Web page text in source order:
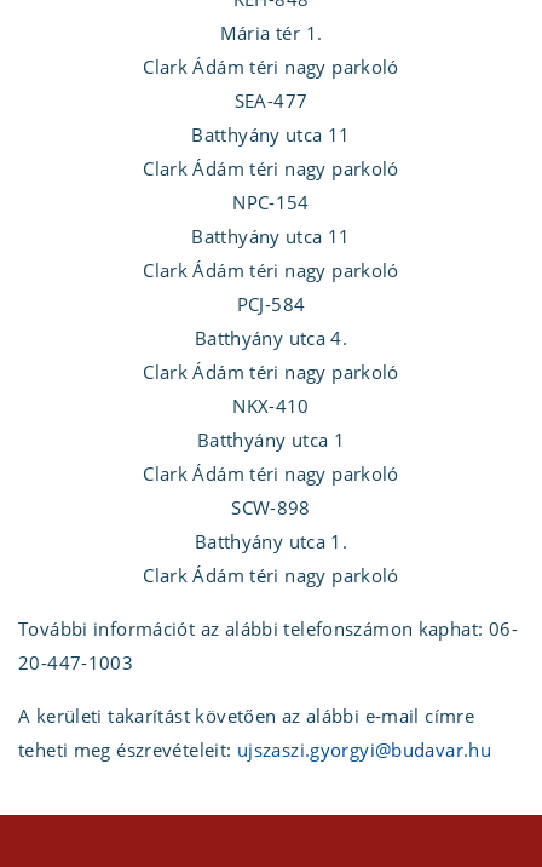
Mária tér 1.
Clark Ádám téri nagy parkoló
SEA-477
Batthyány utca 11
Clark Ádám téri nagy parkoló
NPC-154
Batthyány utca 11
Clark Ádám téri nagy parkoló
PCJ-584
Batthyány utca 4.
Clark Ádám téri nagy parkoló
NKX-410
Batthyány utca 1
Clark Ádám téri nagy parkoló
SCW-898
Batthyány utca 1.
Clark Ádám téri nagy parkoló
További információt az alábbi telefonszámon kaphat: 06-
20-447-1003
A kerületi takarítást követően az alábbi e-mail címre
teheti meg észrevételeit: ujszaszi.gyorgyi@budavar.hu